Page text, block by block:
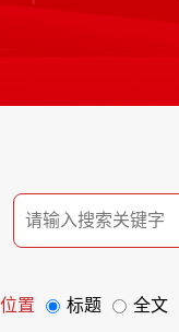
置 标题 全文